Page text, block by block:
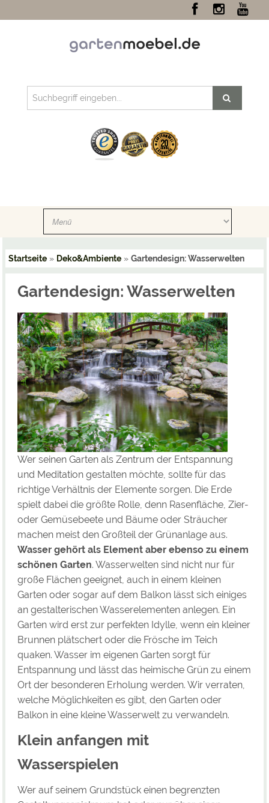
Startseite» Deko&Ambiente» Gartendesign: Wasserwelten
Gartendesign: Wasserwelten
Wer seinen Garten als Zentrum der Entspannung
und Meditation gestalten möchte, sollte für das
richtige Verhältnis der Elemente sorgen. Die Erde
spielt dabei die größte Rolle, denn Rasenfläche, Zier-
oder Gemüsebeete und Bäume oder Sträucher
machen meist den Großteil der Grünanlage aus.
Wasser gehört als Element aber ebenso zu einem
schönen Garten. Wasserwelten sind nicht nur für
große Flächen geeignet, auch in einem kleinen
Garten oder sogar auf dem Balkon lässt sich einiges
an gestalterischen Wasserelementen anlegen. Ein
Garten wird erst zur perfekten Idylle, wenn ein kleiner
Brunnen plätschert oder die Frösche im Teich
quaken. Wasser im eigenen Garten sorgt für
Entspannung und lässt das heimische Grün zu einem
Ort der besonderen Erholung werden. Wir verraten,
welche Möglichkeiten es gibt, den Garten oder
Balkon in eine kleine Wasserwelt zu verwandeln.
Klein anfangen mit
Wasserspielen
Wer auf seinem Grundstück einen begrenzten